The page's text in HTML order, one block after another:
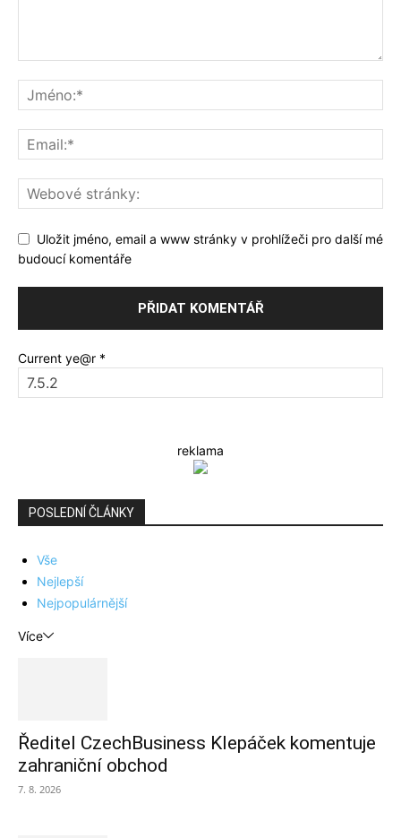
Uložit jméno, email a www stránky v prohlížeči pro další mé
budoucí komentáře
Current ye@r *
reklama
POSLEDNÍ ČLÁNKY
Vše
Nejlepší
Nejpopulárnější
Více
Ředitel CzechBusiness Klepáček komentuje
zahraniční obchod
7. 8. 2026